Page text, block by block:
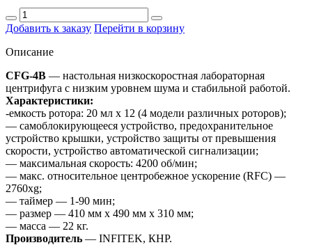
Добавить к заказу Перейти в корзину
Описание
CFG-4B — настольная низкоскоростная лабораторная
центрифуга с низким уровнем шума и стабильной работой.
Характеристики:
-емкость ротора: 20 мл x 12 (4 модели различных роторов);
— самоблокирующееся устройство, предохранительное
устройство крышки, устройство защиты от превышения
скорости, устройство автоматической сигнализации;
— максимальная скорость: 4200 об/мин;
— макс. относительное центробежное ускорение (RFC) —
2760xg;
— таймер — 1-90 мин;
— размер — 410 мм х 490 мм х 310 мм;
— масса — 22 кг.
Производитель — INFITEK, КНР.